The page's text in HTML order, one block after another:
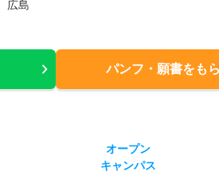
広島
パンフ・願書をも
オープン
キャンパス